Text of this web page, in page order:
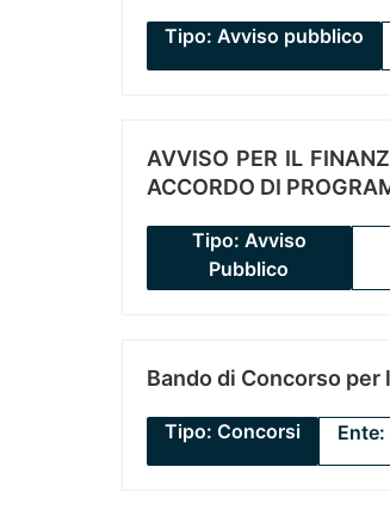
Tipo: Avviso pubblico
AVVISO PER IL
ACCORDO DI
Tipo: Avviso
Pubblico
Bando di Concorso
Tipo: Concorsi